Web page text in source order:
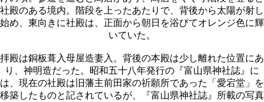
社殿のある境内。階段を上ったあたりで、背後から太陽が射し
始め、東向きに社殿は、正面から朝日を浴びてオレンジ色に輝
いていた。
拝殿は銅板葺入母屋造妻入。背後の本殿は少し離れた位置にあ
り、神明造だった。昭和五十八年発行の『富山県神社誌』に
は、現在の社殿は旧藩主前田家の祈願所であった「愛宕堂」を
移築したものと記されているが、『富山県神社誌』所載の写真